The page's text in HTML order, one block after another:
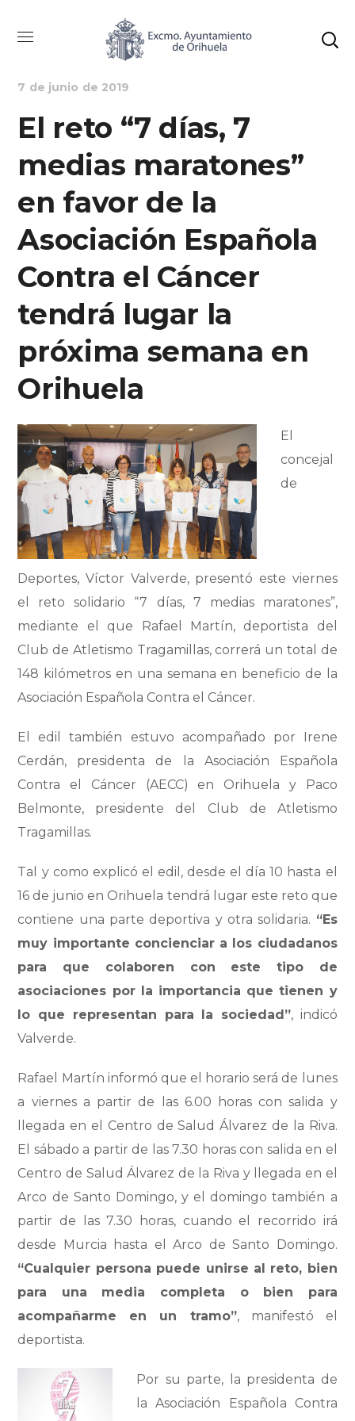
DEPORTES NOTICIAS
7 de junio de 2019
El reto “7 días, 7
medias maratones”
en favor de la
Asociación Española
Contra el Cáncer
tendrá lugar la
próxima semana en
Orihuela
El
concejal
de
Deportes, Víctor Valverde, presentó este viernes
el reto solidario “7 días, 7 medias maratones”,
mediante el que Rafael Martín, deportista del
Club de Atletismo Tragamillas, correrá un total de
148 kilómetros en una semana en beneficio de la
Asociación Española Contra el Cáncer.
El edil también estuvo acompañado por Irene
Cerdán, presidenta de la Asociación Española
Contra el Cáncer (AECC) en Orihuela y Paco
Belmonte, presidente del Club de Atletismo
Tragamillas.
Tal y como explicó el edil, desde el día 10 hasta el
16 de junio en Orihuela tendrá lugar este reto que
contiene una parte deportiva y otra solidaria. “Es
muy importante concienciar a los ciudadanos
para que colaboren con este tipo de
asociaciones por la importancia que tienen y
lo que representan para la sociedad”, indicó
Valverde.
Rafael Martín informó que el horario será de lunes
a viernes a partir de las 6.00 horas con salida y
llegada en el Centro de Salud Álvarez de la Riva.
El sábado a partir de las 7.30 horas con salida en el
Centro de Salud Álvarez de la Riva y llegada en el
Arco de Santo Domingo, y el domingo también a
partir de las 7.30 horas, cuando el recorrido irá
desde Murcia hasta el Arco de Santo Domingo.
“Cualquier persona puede unirse al reto, bien
para una media completa o bien para
acompañarme en un tramo”, manifestó el
deportista.
Por su parte, la presidenta de
la Asociación Española Contra